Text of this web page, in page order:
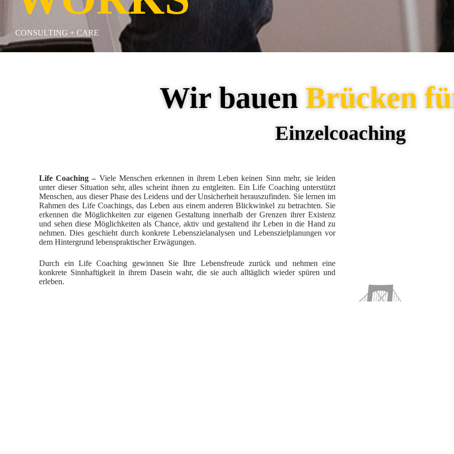
CONSULTING + CARE
Wir bauen Brücken
Einzelcoaching
Life Coaching –Viele Menschen erkennen in ihrem Leben keinen Sinn mehr, sie leiden
unter dieser Situation sehr, alles scheint ihnen zu entgleiten. Ein Life Coaching unterstützt
Menschen, aus dieser Phase des Leidens und der Unsicherheit herauszufinden. Sie lernen im
Rahmen des Life Coachings, das Leben aus einem anderen Blickwinkel zu betrachten. Sie
erkennen die Möglichkeiten zur eigenen Gestaltung innerhalb der Grenzen ihrer Existenz
und sehen diese Möglichkeiten als Chance, aktiv und gestaltend ihr Leben in die Hand zu
nehmen. Dies geschieht durch konkrete Lebenszielanalysen und Lebenszielplanungen vor
dem Hintergrund lebenspraktischer Erwägungen.
Durch ein Life Coaching gewinnen Sie Ihre Lebensfreude zurück und nehmen eine
konkrete Sinnhaftigkeit in ihrem Dasein wahr, die sie auch alltäglich wieder spüren und
erleben.